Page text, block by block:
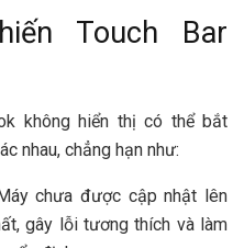
Touch Bar
không hiển thị có thể bắt
nhau, chẳng hạn như:
chưa được cập nhật lên
gây lỗi tương thích và làm